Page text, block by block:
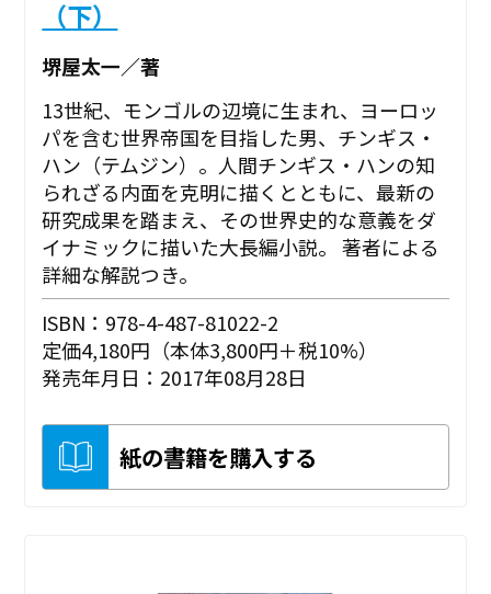
（下）
堺屋太一／著
13世紀、モンゴルの辺境に生まれ、ヨーロッ
パを含む世界帝国を目指した男、チンギス・
ハン（テムジン）。人間チンギス・ハンの知
られざる内面を克明に描くとともに、最新の
研究成果を踏まえ、その世界史的な意義をダ
イナミックに描いた大長編小説。 著者による
詳細な解説つき。
ISBN：978-4-487-81022-2
定価4,180円（本体3,800円＋税10%）
発売年月日：2017年08月28日
紙の書籍を購入する